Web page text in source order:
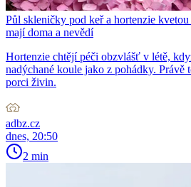
Půl skleničky pod keř a hortenzie
mají doma a nevědí
Hortenzie chtějí péči obzvlášť v létě,
nadýchané koule jako z pohádky. Právě
porci živin.
adbz.cz
dnes, 20:50
2 min